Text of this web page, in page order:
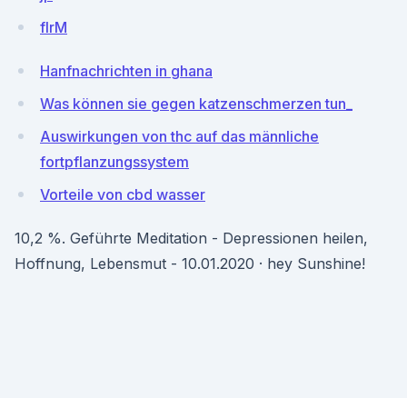
flrM
Hanfnachrichten in ghana
Was können sie gegen katzenschmerzen tun_
Auswirkungen von thc auf das männliche
fortpflanzungssystem
Vorteile von cbd wasser
10,2 %. Geführte Meditation - Depressionen heilen,
Hoffnung, Lebensmut - 10.01.2020 · hey Sunshine!